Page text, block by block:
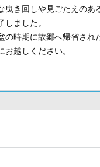
き回しや見ごたえのあ
ました。
時期に故郷へ帰省され
越しください。